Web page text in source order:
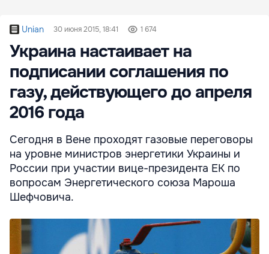
Unian 30 июня 2015, 18:41 1 674
Украина настаивает на
подписании соглашения по
газу, действующего до апреля
2016 года
Сегодня в Вене проходят газовые переговоры
на уровне министров энергетики Украины и
России при участии вице-президента ЕК по
вопросам Энергетического союза Мароша
Шефчовича.